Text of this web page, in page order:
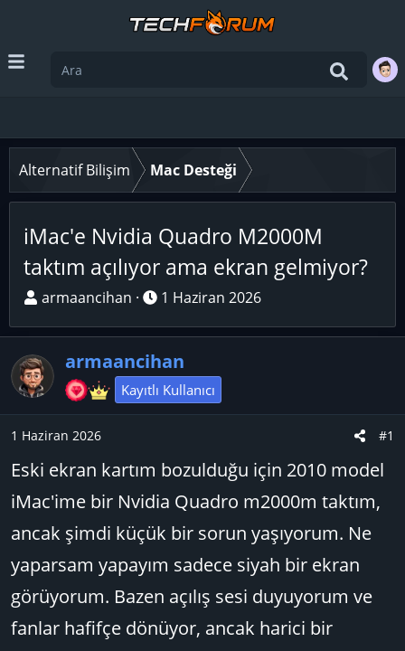
Alternatif Bilişim Mac Desteği
iMac'e Nvidia Quadro M2000M
taktım açılıyor ama ekran gelmiyor?
K
n
u
y
B
ş
a
t
a
armaancihan
B
ş
l
a
n
ç
a
r
i
i
1 Haziran 2026
armaancihan
Kayıtlı Kullanıcı
1 Haziran 2026 #1
Eski ekran kartım bozulduğu için 2010 model
iMac'ime bir Nvidia Quadro m2000m taktım,
ancak şimdi küçük bir sorun yaşıyorum. Ne
yaparsam yapayım sadece siyah bir ekran
görüyorum. Bazen açılış sesi duyuyorum ve
fanlar hafifçe dönüyor, ancak harici bir